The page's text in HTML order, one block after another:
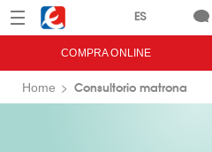
Menú Eroski
COMPRA ONLINE
Home Consultorio matrona